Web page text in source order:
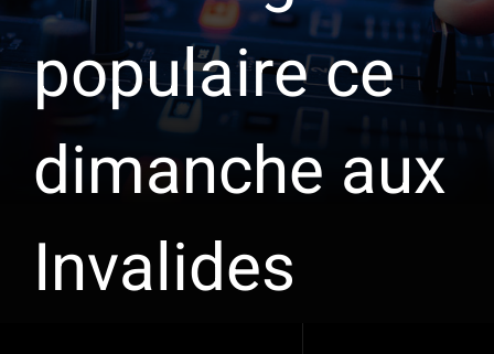
populaire ce
dimanche aux
Invalides